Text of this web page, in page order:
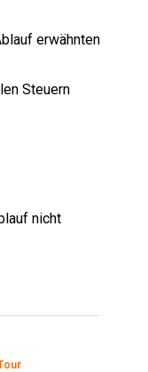
erwähnten
Steuern
nicht